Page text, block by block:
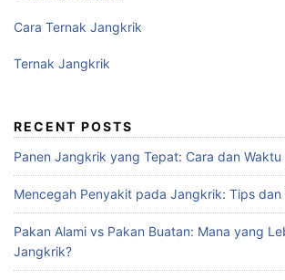
Cara Ternak Jangkrik
Ternak Jangkrik
RECENT POSTS
Panen Jangkrik yang Tepat: Cara dan
Mencegah Penyakit pada Jangkrik: Tips dan
Pakan Alami vs Pakan Buatan: Mana yang
Jangkrik?